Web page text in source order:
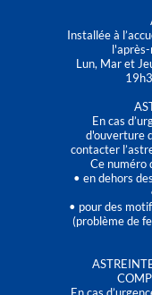
Installée à
Lun, Mar et
En cas
d'ouverture
contacter
Ce numéro
• en dehors
• pour des
(problème de